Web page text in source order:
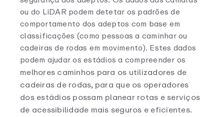
ou do LiDAR podem detetar os padrões de
comportamento dos adeptos com base em
classificações (como pessoas a caminhar ou
cadeiras de rodas em movimento). Estes dados
podem ajudar os estádios a compreender os
melhores caminhos para os utilizadores de
cadeiras de rodas, para que os operadores
dos estádios possam planear rotas e serviços
de acessibilidade mais seguros e eficientes.